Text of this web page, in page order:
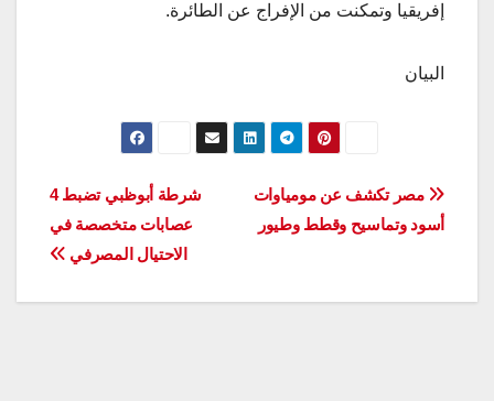
إفريقيا وتمكنت من الإفراج عن الطائرة.
البيان
تصفّح
المقالات
شرطة أبوظبي تضبط 4
عصابات متخصصة في
الاحتيال المصرفي
مصر تكشف عن مومياوات
أسود وتماسيح وقطط وطيور